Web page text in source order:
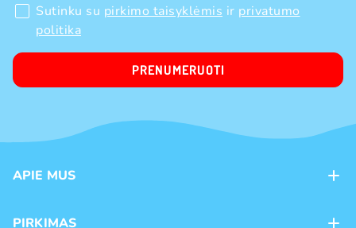
Sutinku su pirkimo taisyklėmis ir privatumo
politika
PRENUMERUOTI
APIE MUS
PIRKIMAS